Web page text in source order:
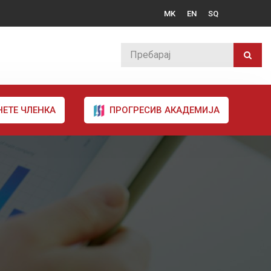
MK EN SQ
ЧЛЕНКА ПРОГРЕСИВ АКАДЕМИЈА